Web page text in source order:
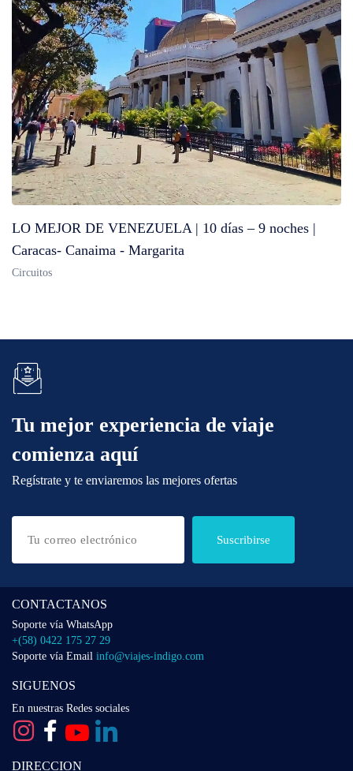
LO MEJOR DE VENEZUELA | 10 días – 9 noches |
Caracas- Canaima - Margarita
Circuitos
Tu mejor experiencia de viaje
comienza aquí
Regístrate y te enviaremos las mejores ofertas
Suscribirse
CONTACTANOS
Soporte vía WhatsApp
+(58) 0422 175 27 29
Soporte vía Email info@viajes-indigo.com
SIGUENOS
En nuestras Redes sociales
DIRECCION